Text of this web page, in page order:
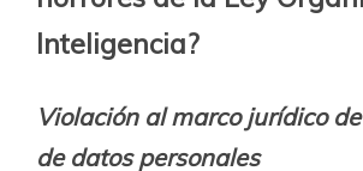
Inteligencia?
Violación al marco jurídico
de datos personales